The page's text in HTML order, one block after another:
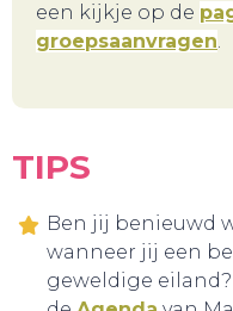
een kijkje op de
groepsaanvragen.
TIPS
Ben jij benieuwd
wanneer jij een
geweldige